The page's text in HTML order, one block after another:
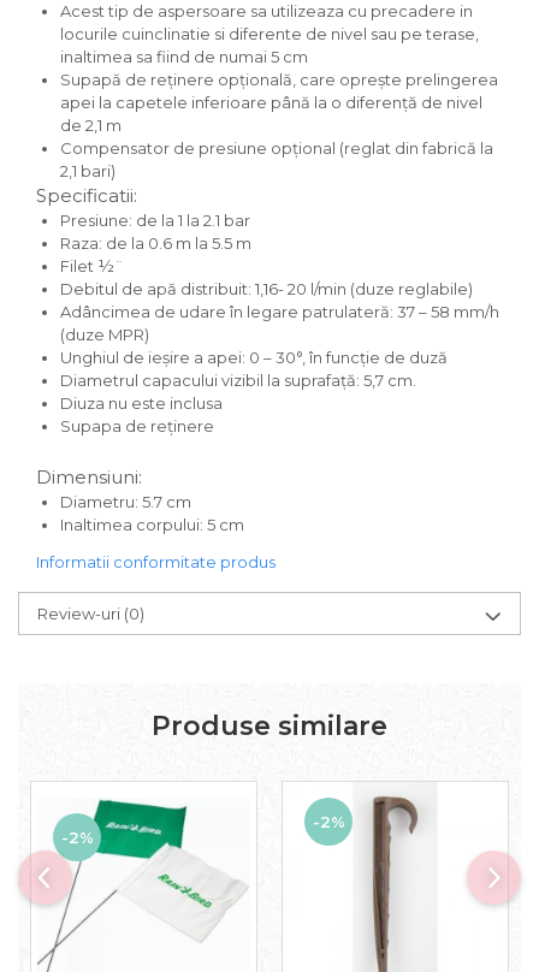
Acest tip de aspersoare sa utilizeaza cu precadere in
locurile cuinclinatie si diferente de nivel sau pe terase,
inaltimea sa fiind de numai 5 cm
Supapă de reţinere opţională, care opreşte prelingerea
apei la capetele inferioare până la o diferenţă de nivel
de 2,1 m
Compensator de presiune opţional (reglat din fabrică la
2,1 bari)
Specificatii:
Presiune: de la 1 la 2.1 bar
Raza: de la 0.6 m la 5.5 m
Filet ½¨
Debitul de apă distribuit: 1,16- 20 l/min (duze reglabile)
Adâncimea de udare în legare patrulateră: 37 – 58 mm/h
(duze MPR)
Unghiul de ieşire a apei: 0 – 30°, în funcţie de duză
Diametrul capacului vizibil la suprafaţă: 5,7 cm.
Diuza nu este inclusa
Supapa de reţinere
Dimensiuni:
Diametru: 5.7 cm
Inaltimea corpului: 5 cm
Informatii conformitate produs
Review-uri (0)
Produse similare
-2%
-2%